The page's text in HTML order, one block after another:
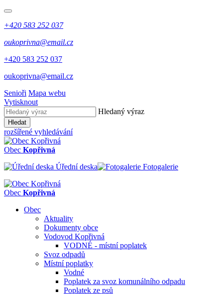
+420 583 252 037
oukoprivna@email.cz
+420 583 252 037
oukoprivna@email.cz
Senioři Mapa webu
Vytisknout
Hledaný výraz
Hledat
rozšířené vyhledávání
Obec Kopřivná
Úřední deska
Fotogalerie
Obec Kopřivná
Obec
Aktuality
Dokumenty obce
Vodovod Kopřivná
VODNÉ - místní poplatek
Svoz odpadů
Místní poplatky
Vodné
Poplatek za svoz komunálního odpadu
Poplatek ze psů